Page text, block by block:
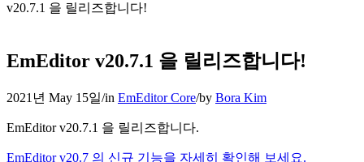
v20.7.1 을 릴리즈합니다!
EmEditor v20.7.1 을 릴리즈합니다!
2021년 May 15일/in EmEditor Core/by Bora Kim
EmEditor v20.7.1 을 릴리즈합니다.
EmEditor v20.7 의 신규 기능을 자세히 확인해 보세요.